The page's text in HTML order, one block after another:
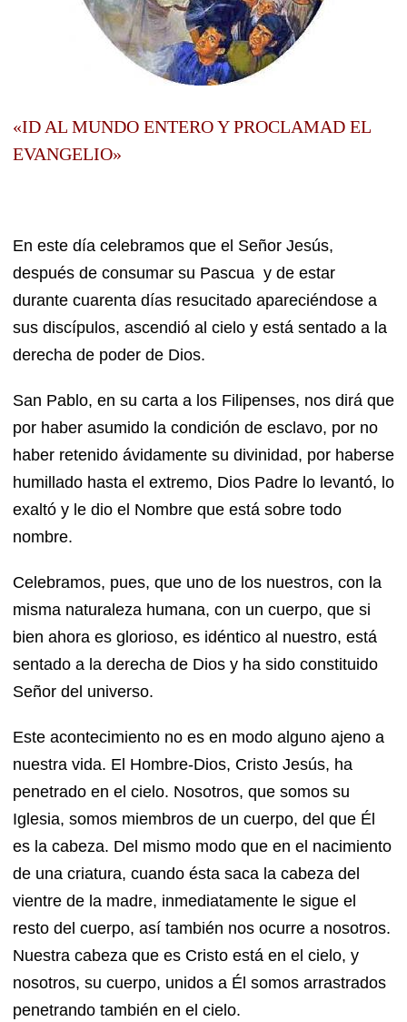
«ID AL MUNDO ENTERO Y PROCLAMAD EL
EVANGELIO»
En este día celebramos que el Señor Jesús,
después de consumar su Pascua y de estar
durante cuarenta días resucitado apareciéndose a
sus discípulos, ascendió al cielo y está sentado a la
derecha de poder de Dios.
San Pablo, en su carta a los Filipenses, nos dirá que
por haber asumido la condición de esclavo, por no
haber retenido ávidamente su divinidad, por haberse
humillado hasta el extremo, Dios Padre lo levantó, lo
exaltó y le dio el Nombre que está sobre todo
nombre.
Celebramos, pues, que uno de los nuestros, con la
misma naturaleza humana, con un cuerpo, que si
bien ahora es glorioso, es idéntico al nuestro, está
sentado a la derecha de Dios y ha sido constituido
Señor del universo.
Este acontecimiento no es en modo alguno ajeno a
nuestra vida. El Hombre-Dios, Cristo Jesús, ha
penetrado en el cielo. Nosotros, que somos su
Iglesia, somos miembros de un cuerpo, del que Él
es la cabeza. Del mismo modo que en el nacimiento
de una criatura, cuando ésta saca la cabeza del
vientre de la madre, inmediatamente le sigue el
resto del cuerpo, así también nos ocurre a nosotros.
Nuestra cabeza que es Cristo está en el cielo, y
nosotros, su cuerpo, unidos a Él somos arrastrados
penetrando también en el cielo.